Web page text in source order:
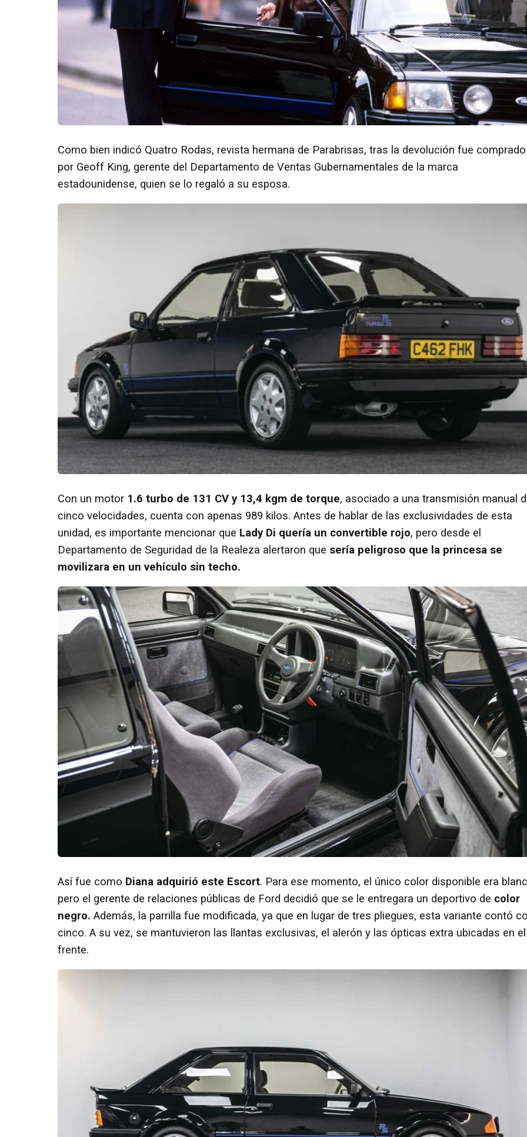
Como bien indicó Quatro Rodas, revista hermana de Parabrisas, tras la devolución fue comprado
por Geoff King, gerente del Departamento de Ventas Gubernamentales de la marca
estadounidense, quien se lo regaló a su esposa.
Con un motor 1.6 turbo de 131 CV y 13,4 kgm de torque, asociado a una transmisión manual
cinco velocidades, cuenta con apenas 989 kilos. Antes de hablar de las exclusividades de esta
unidad, es importante mencionar que Lady Di quería un convertible rojo, pero desde el
Departamento de Seguridad de la Realeza alertaron que sería peligroso que la princesa se
movilizara en un vehículo sin techo.
Así fue como Diana adquirió este Escort. Para ese momento, el único color disponible era
pero el gerente de relaciones públicas de Ford decidió que se le entregara un deportivo de color
negro. Además, la parrilla fue modificada, ya que en lugar de tres pliegues, esta variante contó
cinco. A su vez, se mantuvieron las llantas exclusivas, el alerón y las ópticas extra ubicadas en el
frente.